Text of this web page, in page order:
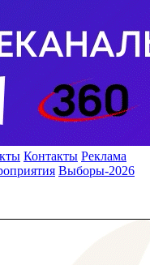
Контакты Реклама
Выборы-2026